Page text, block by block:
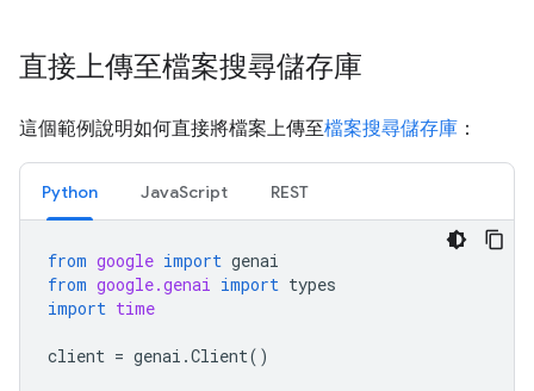
直接上傳至檔案搜尋儲存庫
這個範例說明如何直接將檔案上傳至檔案搜尋儲存庫 ：
Python JavaScript REST
from google import genai
from google.genai import types
import time
client = genai .Client()